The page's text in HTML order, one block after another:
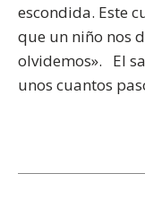
escondida. Este
que un niño nos
olvidemos». El
unos cuantos